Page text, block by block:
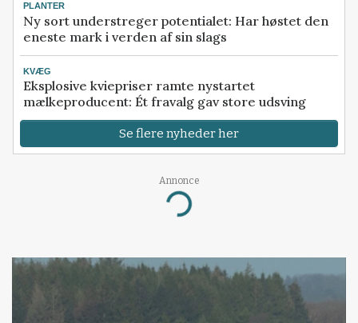
PLANTER
Ny sort understreger potentialet: Har høstet den
eneste mark i verden af sin slags
KVÆG
Eksplosive kviepriser ramte nystartet
mælkeproducent: Ét fravalg gav store udsving
Se flere nyheder her
Annonce
Loading...